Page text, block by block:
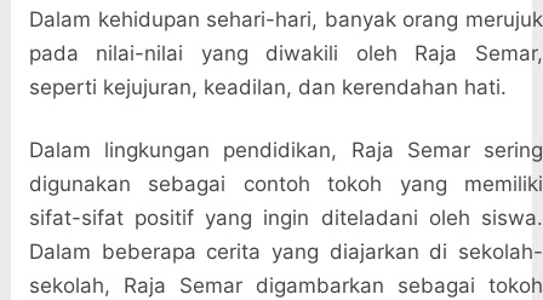
Dalam kehidupan sehari-hari, banyak orang merujuk
pada nilai-nilai yang diwakili oleh Raja Semar,
seperti kejujuran, keadilan, dan kerendahan hati.
Dalam lingkungan pendidikan, Raja Semar sering
digunakan sebagai contoh tokoh yang memiliki
sifat-sifat positif yang ingin diteladani oleh siswa.
Dalam beberapa cerita yang diajarkan di sekolah-
sekolah, Raja Semar digambarkan sebagai tokoh